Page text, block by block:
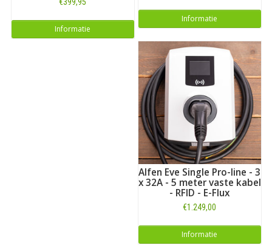
Informatie
Informatie
Alfen Eve Single Pro-line - 3
x 32A - 5 meter vaste kabel
- RFID - E-Flux
€1.249,00
Informatie